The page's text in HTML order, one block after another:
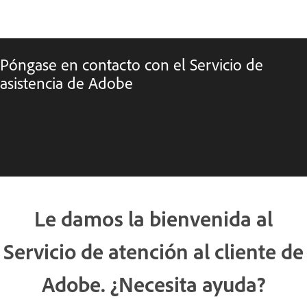
Póngase en contacto con el Servicio de
asistencia de Adobe
Le damos la bienvenida al
Servicio de atención al cliente de
Adobe. ¿Necesita ayuda?